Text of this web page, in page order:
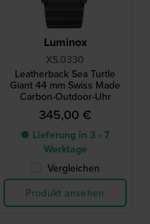
Luminox
XS.0330
Leatherback Sea Turtle
Giant 44 mm Swiss Made
Carbon-Outdoor-Uhr
345,00 €
● Lieferung in 3 - 7
Werktage
Vergleichen
Produkt ansehen